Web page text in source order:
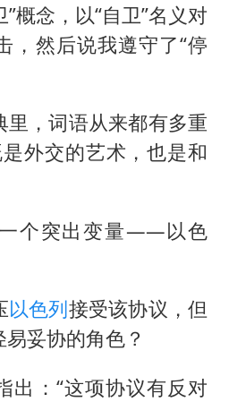
”概念，以“自卫”名义对
，然后说我遵守了“停
里，词语从来都有多重
外交的艺术，也是和
个突出变量——以色
以色列接受该协议，但
妥协的角色？
出：“这项协议有反对